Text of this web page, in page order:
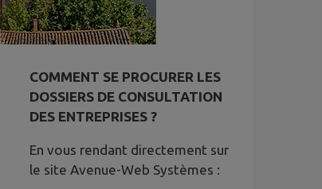
COMMENT SE PROCURER LES
DOSSIERS DE CONSULTATION
DES ENTREPRISES ?
En vous rendant directement sur
le site Avenue-Web Systèmes :